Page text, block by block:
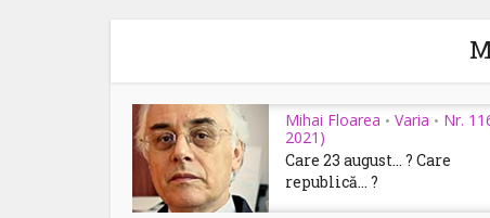
Mihai Floarea • Varia • Nr.
2021)
Care 23 august… ? Care
republică… ?